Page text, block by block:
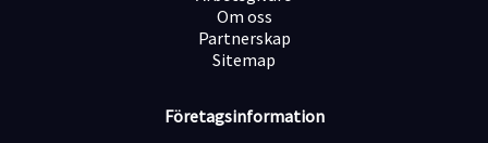
Placering: Helsingborg
Anställningsform: Provanställning 6 månader, 100%
? Ansökan skickas till: jobb@jobi.se
Om oss
Partnerskap
Sitemap
Företagsinformation